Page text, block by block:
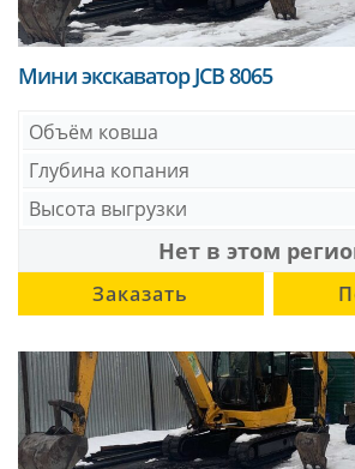
Мини экскаватор JCB 8065
Объём ковша
Глубина копания
Высота выгрузки
Нет в этом
Заказать